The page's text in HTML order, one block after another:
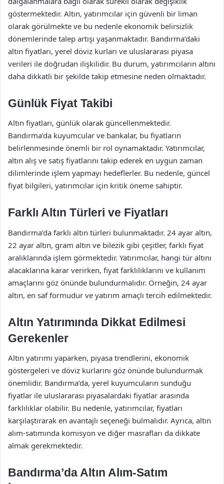
göstermektedir. Altın, yatırımcılar için güvenli bir liman
olarak görülmekte ve bu nedenle ekonomik belirsizlik
dönemlerinde talep artışı yaşanmaktadır. Bandırma’daki
altın fiyatları, yerel döviz kurları ve uluslararası piyasa
verileri ile doğrudan ilişkilidir. Bu durum, yatırımcıların altını
daha dikkatli bir şekilde takip etmesine neden olmaktadır.
Günlük Fiyat Takibi
Altın fiyatları, günlük olarak güncellenmektedir.
Bandırma’da kuyumcular ve bankalar, bu fiyatların
belirlenmesinde önemli bir rol oynamaktadır. Yatırımcılar,
altın alış ve satış fiyatlarını takip ederek en uygun zaman
dilimlerinde işlem yapmayı hedeflerler. Bu nedenle, güncel
fiyat bilgileri, yatırımcılar için kritik öneme sahiptir.
Farklı Altın Türleri ve Fiyatları
Bandırma’da farklı altın türleri bulunmaktadır. 24 ayar altın,
22 ayar altın, gram altın ve bilezik gibi çeşitler, farklı fiyat
aralıklarında işlem görmektedir. Yatırımcılar, hangi tür altını
alacaklarına karar verirken, fiyat farklılıklarını ve kullanım
amaçlarını göz önünde bulundurmalıdır. Örneğin, 24 ayar
altın, en saf formudur ve yatırım amaçlı tercih edilmektedir.
Altın Yatırımında Dikkat Edilmesi
Gerekenler
Altın yatırımı yaparken, piyasa trendlerini, ekonomik
göstergeleri ve döviz kurlarını göz önünde bulundurmak
önemlidir. Bandırma’da, yerel kuyumcuların sunduğu
fiyatlar ile uluslararası piyasalardaki fiyatlar arasında
farklılıklar olabilir. Bu nedenle, yatırımcılar, fiyatları
karşılaştırarak en avantajlı seçeneği bulmalıdır. Ayrıca, altın
alım-satımında komisyon ve diğer masrafları da dikkate
almak gerekmektedir.
Bandırma’da Altın Alım-Satım